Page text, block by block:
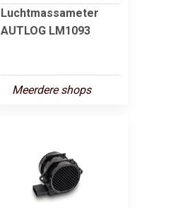
Luchtmassameter
AUTLOG LM1093
Meerdere shops